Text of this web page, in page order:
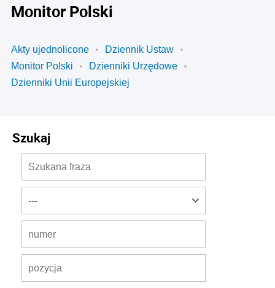
Monitor Polski
Akty ujednolicone
Dziennik Ustaw
Monitor Polski
Dzienniki Urzędowe
Dzienniki Unii Europejskiej
Szukaj